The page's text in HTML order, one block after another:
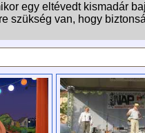
egy eltévedt kismadár
szükség van, hogy